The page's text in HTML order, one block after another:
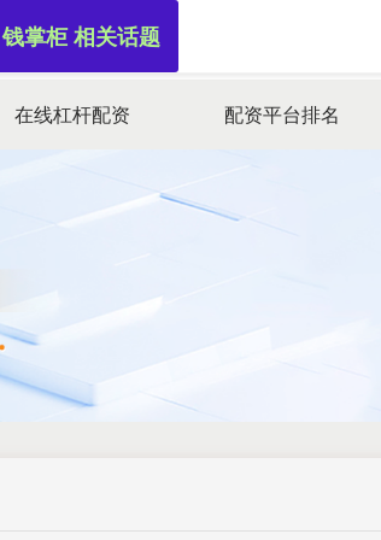
在线杠杆配资 配资平台排名
钱掌柜 相关话题